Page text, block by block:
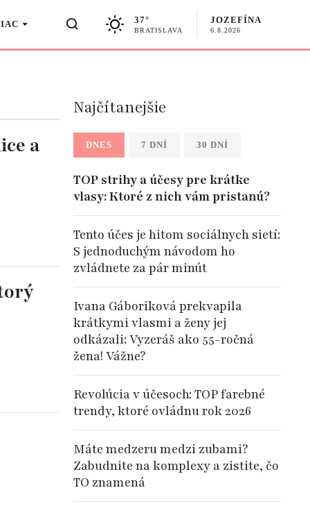
37°
BRATISLAVA
JOZEFÍNA
6.8.2026
a
Najčítanejšie
DNES 7 DNÍ 30 DNÍ
TOP strihy a účesy pre krátke
vlasy: Ktoré z nich vám pristanú?
Tento účes je hitom sociálnych sietí:
S jednoduchým návodom ho
zvládnete za pár minút
Ivana Gáboriková prekvapila
krátkymi vlasmi a ženy jej
odkázali: Vyzeráš ako 55-ročná
žena! Vážne?
Revolúcia v účesoch: TOP farebné
trendy, ktoré ovládnu rok 2026
Máte medzeru medzi zubami?
Zabudnite na komplexy a zistite, čo
TO znamená